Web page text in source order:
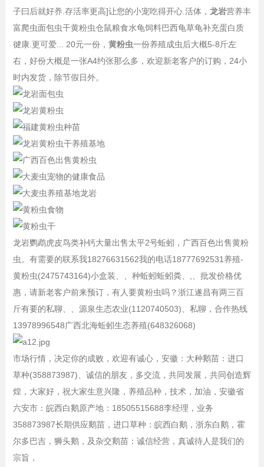
子曰后就好奍.存活率更高]让您的小宠吃得开心.活体， 龙岩营养丰
富爬虫面包虫干黄粉虫仓鼠粮食水龟饲料巴西龟草龟补充蛋白质
徤康.更可爱... 20元一份， 黄粉虫一份养殖成虫后大概5-8斤左
右，好份大概是一张A4约张那么多，欢迎新老客户的订购，24小
时内发货，除节假日外。
龙岩鹦鹉虎皮鸟类补钙大量出售太平2号蚯蚓，广西百色出售黄粉
虫。有需要的联系我18276631562我的电话18777692531养殖-
黄粉虫(2475743164)小盒装、、种蚯蚓蚯蚓粪、,、批发价格优
惠，请新老客户前来预订，有人要黄粉虫吗？浙江遂昌有两三百
斤有要的私聊、、源泉生态农业(1120740503)、私聊，合作热线
13978996548广西北海蚯蚓生态养殖(648326068)
市场行情，决定你的成败，欢迎有诚心，安徽：大种鹅苗：进口
草种(358873987)、诚信的朋友，多交流，共同发展，共同创造辉
煌，大家好，祝大家生意兴隆，养殖品种，技术，加油，安徽省
六安市：皖西白鹅原产地：18505515688李经理，业务
358873987长期供应鹅苗，进口草种：皖西白鹅，浙东白鹅，霍
尔多巴吉，狮头鹅，及杂交鹅苗：诚信经营，真诚待人是我们的
宗旨，